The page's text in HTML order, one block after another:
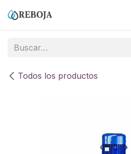
Todos los productos